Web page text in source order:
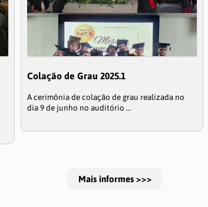
Colação de Grau 2025.1
A cerimônia de colação de grau realizada no
dia 9 de junho no auditório ...
Mais informes >>>